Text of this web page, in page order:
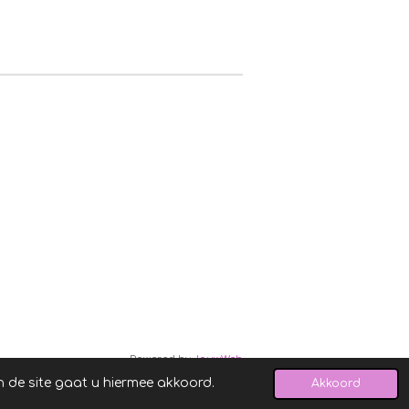
de site gaat u hiermee akkoord. Akkoord
Powered byJouwWeb